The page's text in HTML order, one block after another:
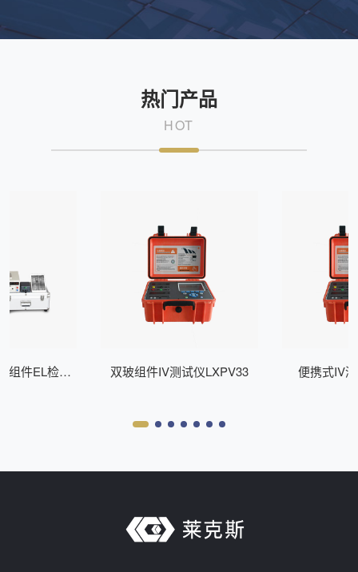
热门产品
HOT
组件EL检测
双玻组件IV测试仪LXPV33 便携式IV